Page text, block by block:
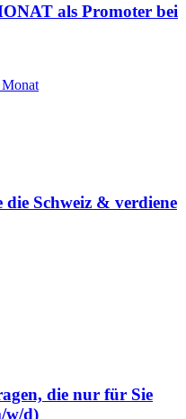
als Promoter bei
die Schweiz & verdiene
die nur für Sie
w/d)